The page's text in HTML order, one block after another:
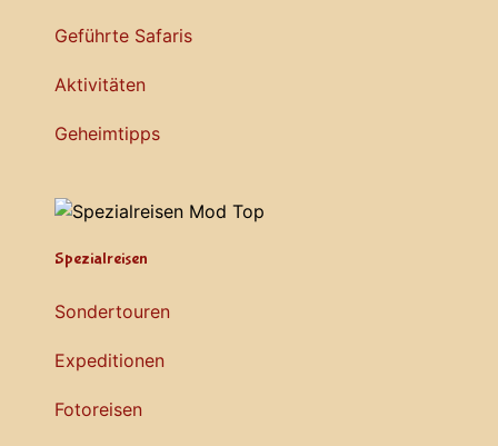
Geführte Safaris
Aktivitäten
Geheimtipps
Spezialreisen
Sondertouren
Expeditionen
Fotoreisen